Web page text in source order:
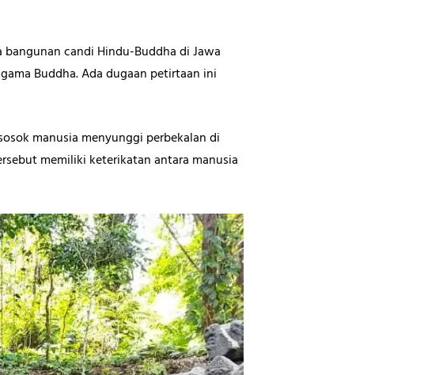
candi Hindu-Buddha di Jawa
Buddha. Ada dugaan petirtaan ini
manusia menyunggi perbekalan di
memiliki keterikatan antara manusia